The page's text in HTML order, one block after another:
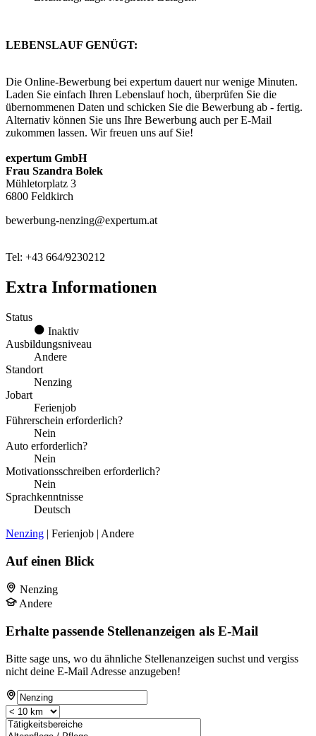
LEBENSLAUF GENÜGT:
Die Online-Bewerbung bei expertum dauert nur wenige Minuten.
Laden Sie einfach Ihren Lebenslauf hoch, überprüfen Sie die
übernommenen Daten und schicken Sie die Bewerbung ab - fertig.
Alternativ können Sie uns Ihre Bewerbung auch per E-Mail
zukommen lassen. Wir freuen uns auf Sie!
expertum GmbH
Frau Szandra Bolek
Mühletorplatz 3
6800 Feldkirch
bewerbung-nenzing@expertum.at
Tel: +43 664/9230212
Extra Informationen
Status
Inaktiv
Ausbildungsniveau
Andere
Standort
Nenzing
Jobart
Ferienjob
Führerschein erforderlich?
Nein
Auto erforderlich?
Nein
Motivationsschreiben erforderlich?
Nein
Sprachkenntnisse
Deutsch
Nenzing | Ferienjob | Andere
Auf einen Blick
Nenzing
Andere
Erhalte passende Stellenanzeigen als E-Mail
Bitte sage uns, wo du ähnliche Stellenanzeigen suchst und vergiss
nicht deine E-Mail Adresse anzugeben!